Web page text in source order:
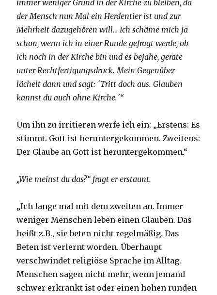
immer weniger Grund in der Kirche zu bleiben, da
der Mensch nun Mal ein Herdentier ist und zur
Mehrheit dazugehören will… Ich schäme mich ja
schon, wenn ich in einer Runde gefragt werde, ob
ich noch in der Kirche bin und es bejahe, gerate
unter Rechtfertigungsdruck. Mein Gegenüber
lächelt dann und sagt: ´Tritt doch aus. Glauben
kannst du auch ohne Kirche.´“
Um ihn zu irritieren werfe ich ein: „Erstens: Es
stimmt. Gott ist heruntergekommen. Zweitens:
Der Glaube an Gott ist heruntergekommen.“
„Wie meinst du das?“ fragt er erstaunt.
„Ich fange mal mit dem zweiten an. Immer
weniger Menschen leben einen Glauben. Das
heißt z.B., sie beten nicht regelmäßig. Das
Beten ist verlernt worden. Überhaupt
verschwindet religiöse Sprache im Alltag.
Menschen sagen nicht mehr, wenn jemand
schwer erkrankt ist oder einen hohen runden